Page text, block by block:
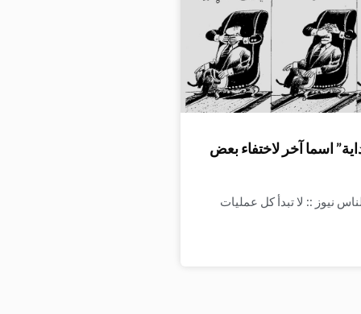
اسما آخر لاختفاء بعض
نيوز :: لا تبدأ كل عمليات